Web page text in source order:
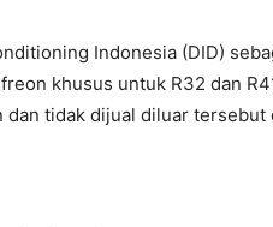
Indonesia (DID)
khusus untuk R32 dan
dan tidak dijual diluar tersebut